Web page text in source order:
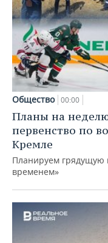
Общество 00:00
Планы на
первенство по
Кремле
Планируем грядущую
временем»